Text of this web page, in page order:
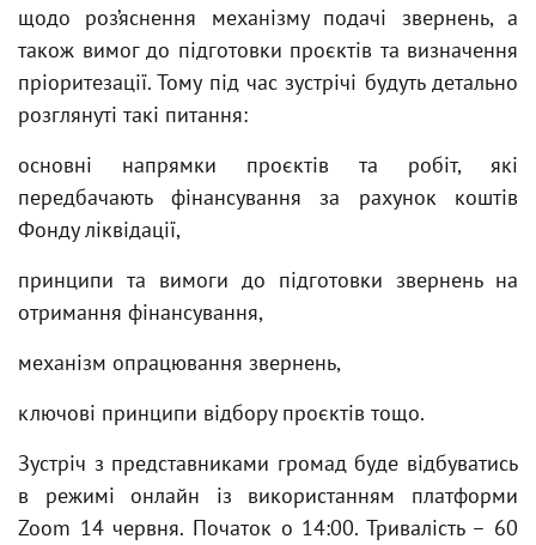
щодо роз’яснення механізму подачі звернень, а
також вимог до підготовки проєктів та визначення
пріоритезації. Тому під час зустрічі будуть детально
розглянуті такі питання:
основні напрямки проєктів та робіт, які
передбачають фінансування за рахунок коштів
Фонду ліквідації,
принципи та вимоги до підготовки звернень на
отримання фінансування,
механізм опрацювання звернень,
ключові принципи відбору проєктів тощо.
Зустріч з представниками громад буде відбуватись
в режимі онлайн із використанням платформи
Zoom 14 червня. Початок о 14:00. Тривалість – 60